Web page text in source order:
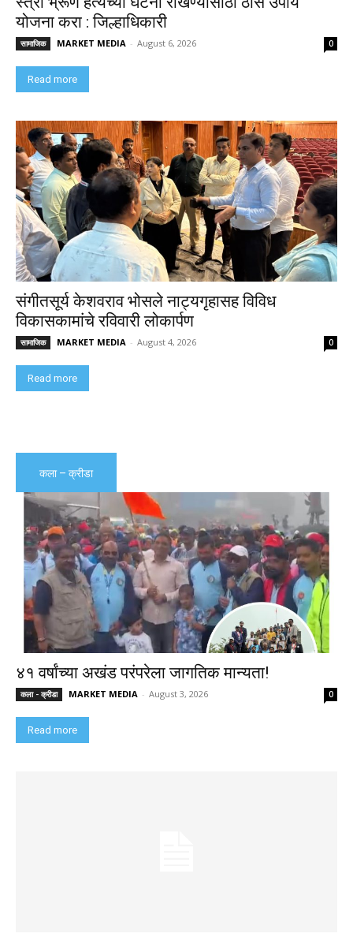
योजना करा : जिल्हाधिकारी
सामाजिक MARKET MEDIA - August 6, 2026 0
Read more
संगीतसूर्य केशवराव भोसले नाट्यगृहासह विविध
विकासकामांचे रविवारी लोकार्पण
सामाजिक MARKET MEDIA - August 4, 2026 0
Read more
कला – क्रीडा
४१ वर्षांच्या अखंड परंपरेला जागतिक मान्यता!
कला - क्रीडा MARKET MEDIA - August 3, 2026 0
Read more